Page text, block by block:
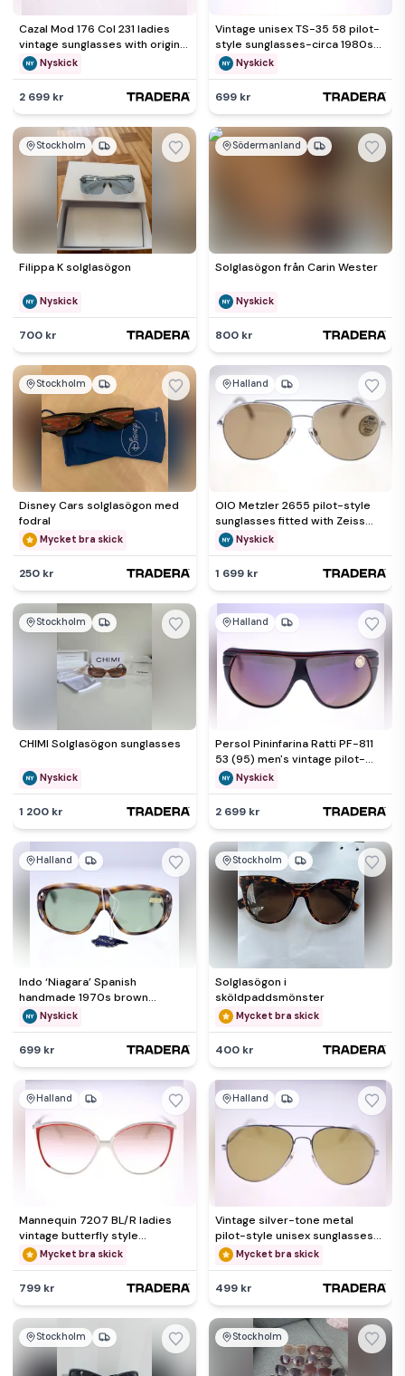
Cazal Mod 176 Col 231 ladies
vintage sunglasses with original
clear lenses-NEW
Nyskick
2 699 kr
Vintage unisex TS-35 58 pilot-
style sunglasses-circa 1980s-
NEW (Weight: 24g)
Nyskick
699 kr
Stockholm
Filippa K solglasögon
Nyskick
700 kr
Södermanland
Solglasögon från Carin Wester
Nyskick
800 kr
Stockholm
Disney Cars solglasögon med
fodral
Mycket bra skick
250 kr
Halland
OIO Metzler 2655 pilot-style
sunglasses fitted with Zeiss
Umbral lenses-NEW
Nyskick
1 699 kr
Stockholm
CHIMI Solglasögon sunglasses
Nyskick
1 200 kr
Halland
Persol Pininfarina Ratti PF-811
53 (95) men's vintage pilot-
style sunglasses-NEW
Nyskick
2 699 kr
Halland
Indo ‘Niagara’ Spanish
handmade 1970s brown
cutaway acetate unisex
sunglasses
Nyskick
699 kr
Stockholm
Solglasögon i
sköldpaddsmönster
Mycket bra skick
400 kr
Halland
Mannequin 7207 BL/R ladies
vintage butterfly style
sunglasses-circa 1980s-30g
Mycket bra skick
799 kr
Halland
Vintage silver-tone metal
pilot-style unisex sunglasses-
circa 1980s-Weight 34g
Mycket bra skick
499 kr
Stockholm Stockholm